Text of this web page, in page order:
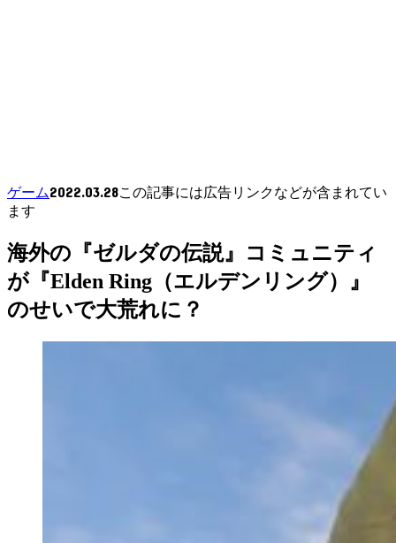
ゲーム2022.03.28この記事には広告リンクなどが含まれてい
ます
海外の『ゼルダの伝説』コミュニティ
が『Elden Ring（エルデンリング）』
のせいで大荒れに？